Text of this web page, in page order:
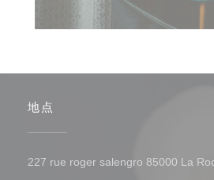
地点
227 rue roger salengro 85000 La